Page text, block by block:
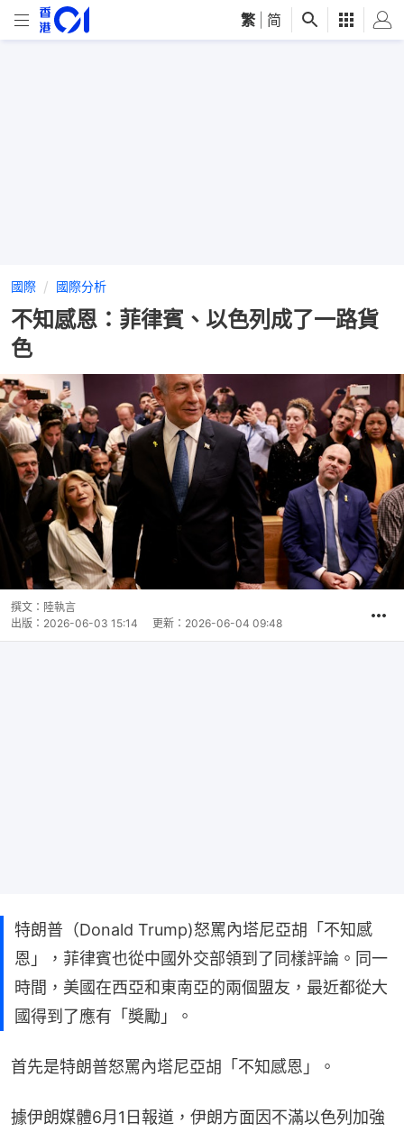
繁 简
國際 國際分析
不知感恩：菲律賓、以色列成了一路貨
色
撰文： 陸執言
出版： 2026-06-03 15:14 更新： 2026-06-04 09:48
特朗普（Donald Trump)怒罵內塔尼亞胡「不知感
恩」，菲律賓也從中國外交部領到了同樣評論。同一
時間，美國在西亞和東南亞的兩個盟友，最近都從大
國得到了應有「奬勵」。
首先是特朗普怒罵內塔尼亞胡「不知感恩」。
據伊朗媒體6月1日報道，伊朗方面因不滿以色列加強